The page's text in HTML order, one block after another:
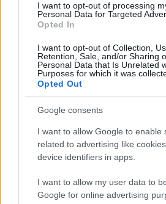
I want to opt-out of processing
Personal Data for Targeted
Opted In
I want to opt-out of Collection,
Retention, Sale, and/or Sharing
Personal Data that Is Unrelated
Purposes for which it was
Opted Out
Google consents
I want to allow Google to enable
related to advertising like
device identifiers in apps.
I want to allow my user data to
Google for online advertising
Rallye-sport.fr oldalnak. – Nem
e a kevés gyártó kérdését. Azt
sok gyártó foglalkozik.
Toyota miatt, mert az nincs
aggaszt a többi gyártó. Mi lesz, ha
es autókhoz való közeledés nem
nem elleneztem az új
rossz ötlet, hogy adjunk esélyt
nagyobb csatát szeretne.”